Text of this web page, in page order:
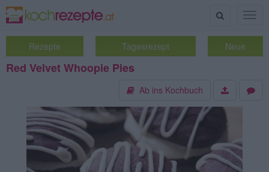
Suche
Rezepte Tagesrezept Neue
Red Velvet Whoopie Pies
Ab ins Kochbuch